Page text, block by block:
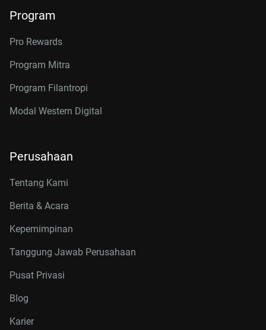
Program
Pro Rewards
Program Mitra
Program Filantropi
Modal Western Digital
Perusahaan
Tentang Kami
Berita & Acara
Kepemimpinan
Tanggung Jawab Perusahaan
Pusat Privasi
Blog
Karier